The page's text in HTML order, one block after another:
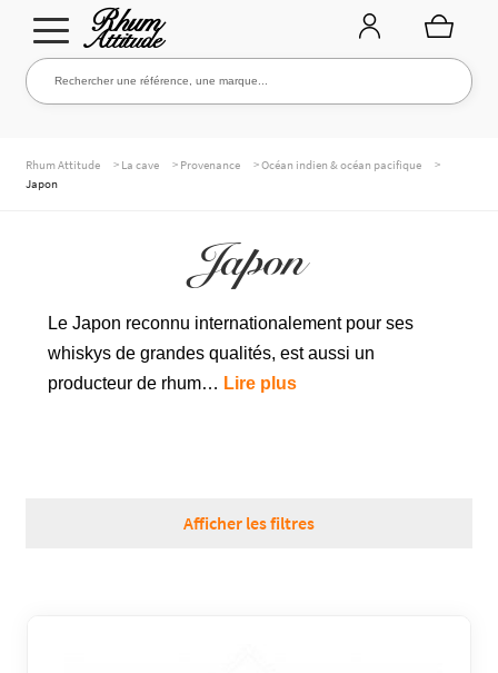
Aller
à
Aller
au
Rechercher une référence, une marque...
Rechercher
WHISKIES & +
Rhum Attitude > La cave > Provenance >Océan indien & océan pacifique
>
Japon
Japon
Le Japon reconnu internationalement pour ses
whiskys de grandes qualités, est aussi un
producteur de rhum… Lire plus
Afficher les filtres